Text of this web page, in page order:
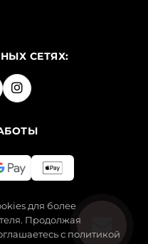
СЕТЯХ:
ВСЕ ПРАВА ЗАЩИЩЕНЫ.
для более
Продолжая
с политикой